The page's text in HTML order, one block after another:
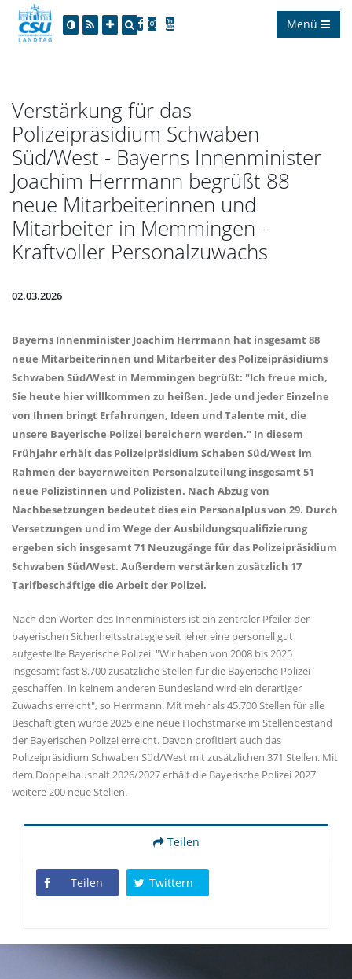
Menü
Verstärkung für das
Polizeipräsidium Schwaben
Süd/West - Bayerns Innenminister
Joachim Herrmann begrüßt 88
neue Mitarbeiterinnen und
Mitarbeiter in Memmingen -
Kraftvoller Personalzuwachs
02.03.2026
Bayerns Innenminister Joachim Herrmann hat insgesamt 88
neue Mitarbeiterinnen und Mitarbeiter des Polizeipräsidiums
Schwaben Süd/West in Memmingen begrüßt: "Ich freue mich,
Sie heute hier willkommen zu heißen. Jede und jeder Einzelne
von Ihnen bringt Erfahrungen, Ideen und Talente mit, die
unsere Bayerische Polizei bereichern werden." In diesem
Frühjahr erhält das Polizeipräsidium Schaben Süd/West im
Rahmen der bayernweiten Personalzuteilung insgesamt 51
neue Polizistinnen und Polizisten. Nach Abzug von
Nachbesetzungen bedeutet dies ein Personalplus von 29. Durch
Versetzungen und im Wege der Ausbildungsqualifizierung
ergeben sich insgesamt 71 Neuzugänge für das Polizeipräsidium
Schwaben Süd/West. Außerdem verstärken zusätzlich 17
Tarifbeschäftige die Arbeit der Polizei.
Nach den Worten des Innenministers ist ein zentraler Pfeiler der
bayerischen Sicherheitsstrategie seit jeher eine personell gut
aufgestellte Bayerische Polizei. "Wir haben von 2008 bis 2025
insgesamt fast 8.700 zusätzliche Stellen für die Bayerische Polizei
geschaffen. In keinem anderen Bundesland wird ein derartiger
Zuwachs erreicht", so Herrmann. Mit mehr als 45.700 Stellen für alle
Beschäftigten wurde 2025 eine neue Höchstmarke im Stellenbestand
der Bayerischen Polizei erreicht. Davon profitiert auch das
Polizeipräsidium Schwaben Süd/West mit zusätzlichen 371 Stellen. Mit
dem Doppelhaushalt 2026/2027 erhält die Bayerische Polizei 2027
weitere 200 neue Stellen.
Teilen
Teilen Twittern